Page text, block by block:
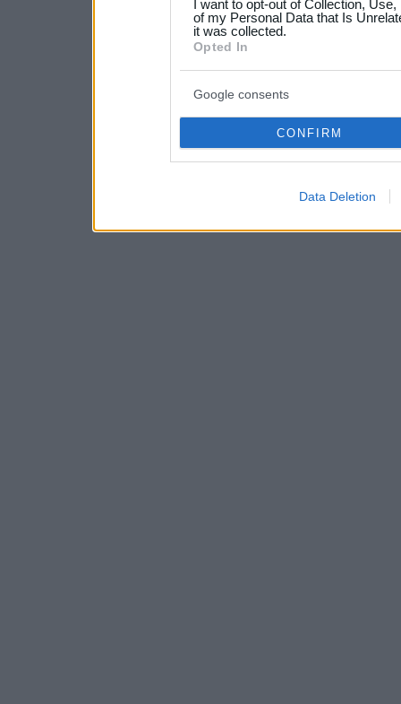
your data for below
consent section.
I want to opt-out of Collection,
of my Personal Data that Is
it was collected.
Opted In
Google consents
CONFIRM
Data Deletion